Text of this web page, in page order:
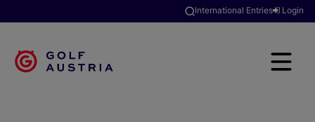
International Entries Login